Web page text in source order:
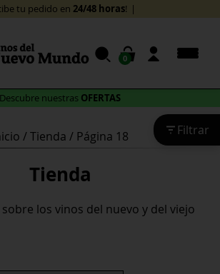
Descubre nuestras OFERTAS
tu pedido en 24/48 horas!
0
/Tienda / Página 18
Tienda
los vinos del nuevo y del viejo
Filtrar